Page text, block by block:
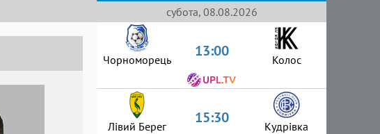
Оболонь
субота, 08.08.2026
Чорноморець 13:00 Колос
Лівий Берег 15:30 Кудрівка